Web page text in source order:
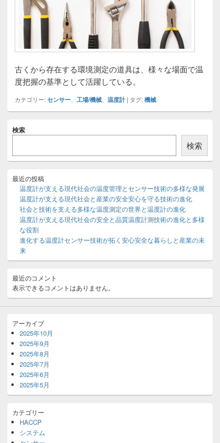
古くから存在する環境測定の道具は、様々な場面で温
度把握の基準として活躍している。
カテゴリー:センサー 工場/機械 温度計 | タグ:機械
イ
イ
バ
検索
検索
最近の投稿
温度計が支える現代社会の温度管理とセンサー技術の多様な発展
温度計が支える現代社会と産業の安全安心を守る技術の進化
社会と技術を支える多様な温度測定の世界と温度計の進化
温度計が支える現代社会の安全と品質温度計測技術の進化と多様
な役割
進化する温度計センサー技術が拓く安心安全な暮らしと産業の未
来
最近のコメント
表示できるコメントはありません。
アーカイブ
2025年10月
2025年9月
2025年8月
2025年7月
2025年6月
2025年5月
カテゴリー
HACCP
システム